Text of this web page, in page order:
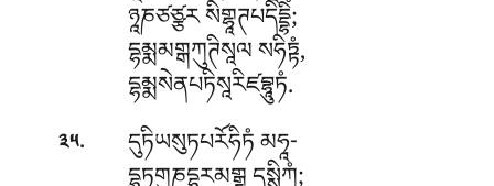
ཉཱཎཙཙྩར སིགྷཱཊཔདིདྡྷིཾ;
དྷམྨམགྒཀུཊིསཱལ སཧིཏྟཾ,
དྷམྨསེནཔཏིསཱརིཛབྷཱུཏཾ.
༣༥. དུཏིཡསུཏཔརོཧིཏཾ མཧཱ-